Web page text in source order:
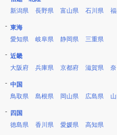
新潟県
長野県 富山県 石川県
東海
愛知県
岐阜県 静岡県 三重県
近畿
大阪府
兵庫県 京都府 滋賀県
中国
鳥取県
島根県 岡山県 広島県
四国
徳島県
香川県 愛媛県 高知県